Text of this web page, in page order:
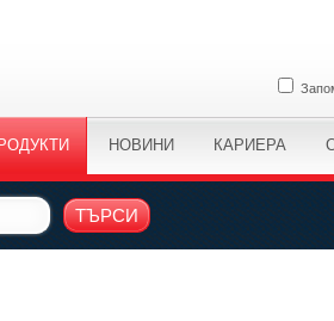
НОВИНИ КАРИЕРА
ТЪРСИ